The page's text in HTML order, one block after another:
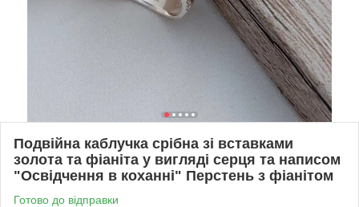
Подвійна каблучка срібна зі вставками
золота та фіаніта у вигляді серця та написом
"Освідчення в коханні" Перстень з фіанітом
Готово до відправки